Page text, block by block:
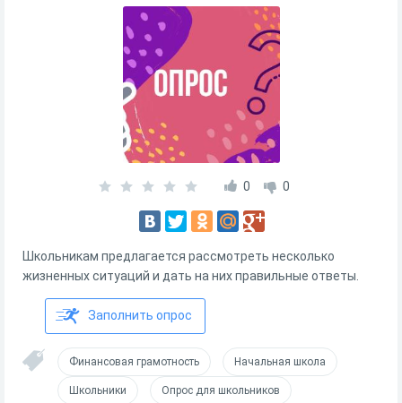
0 0
Школьникам предлагается рассмотреть несколько
жизненных ситуаций и дать на них правильные ответы.
Заполнить опрос
Финансовая грамотность Начальная школа
Школьники Опрос для школьников